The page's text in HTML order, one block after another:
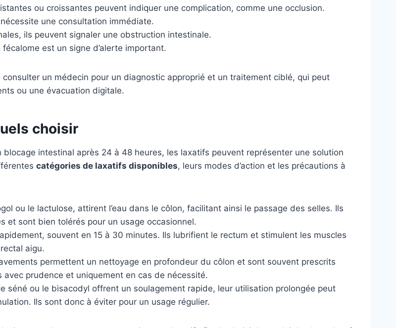
ou croissantes peuvent indiquer une complication, comme une occlusion.
une consultation immédiate.
ils peuvent signaler une obstruction intestinale.
fécalome est un signe d’alerte important.
un médecin pour un diagnostic approprié et un traitement ciblé, qui peut
ou une évacuation digitale.
choisir
intestinal après 24 à 48 heures, les laxatifs peuvent représenter une solution
catégories de laxatifs disponibles, leurs modes d’action et les précautions à
ou le lactulose, attirent l’eau dans le côlon, facilitant ainsi le passage des selles. Ils
et sont bien tolérés pour un usage occasionnel.
souvent en 15 à 30 minutes. Ils lubrifient le rectum et stimulent les muscles
aigu.
permettent un nettoyage en profondeur du côlon et sont souvent prescrits
prudence et uniquement en cas de nécessité.
séné ou le bisacodyl offrent un soulagement rapide, leur utilisation prolongée peut
Ils sont donc à éviter pour un usage régulier.